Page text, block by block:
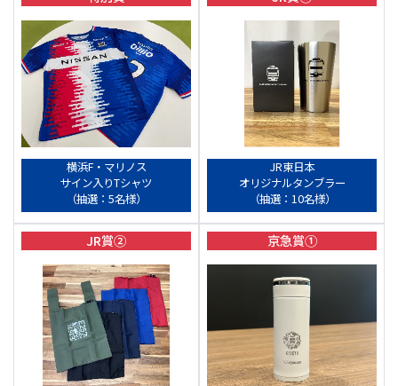
横浜F・マリノス
サイン入りTシャツ
（抽選：5名様）
JR東日本
オリジナルタンブラー
（抽選：10名様）
JR賞② 京急賞①